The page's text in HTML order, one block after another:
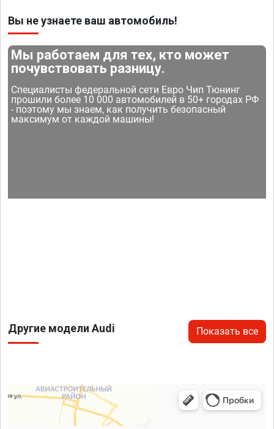
Вы не узнаете ваш автомобиль!
Мы работаем для тех, кто может
почувствовать разницу.
Специалисты федеральной сети Евро Чип Тюнинг
прошили более 10 000 автомобилей в 50+ городах РФ
- поэтому мы знаем, как получить безопасный
максимум от каждой машины!
Другие модели Audi Показать все